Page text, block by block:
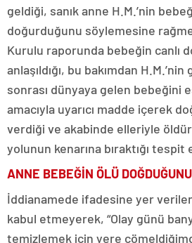
geldiği, sanık anne H.M.’nin
doğurduğunu söylemesine
Kurulu raporunda bebeğin canlı
anlaşıldığı, bu bakımdan
sonrası dünyaya gelen bebeğini
amacıyla uyarıcı madde içerek
verdiği ve akabinde elleriyle
yolunun kenarına bıraktığı tespit
ANNE BEBEĞİN ÖLÜ
İddianamede ifadesine yer
kabul etmeyerek, “Olay günü
temizlemek için yere